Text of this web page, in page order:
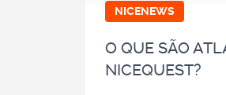
NICENEWS
O QUE SÃO
NICEQUEST?